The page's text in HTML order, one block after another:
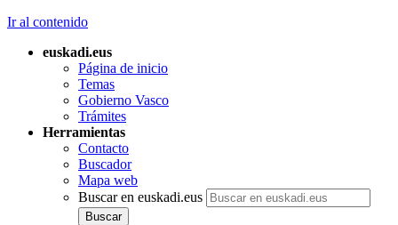
Ir al contenido
euskadi.eus
Página de inicio
Temas
Gobierno Vasco
Trámites
Herramientas
Contacto
Buscador
Mapa web
Buscar en euskadi.eus